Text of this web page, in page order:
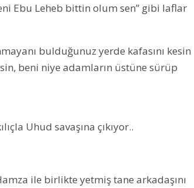
Ebu Leheb bittin olum sen” gibi laflar
bulduğunuz yerde kafasını kesin
beni niye adamların üstüne sürüp
Uhud savaşına çıkıyor..
ile birlikte yetmiş tane arkadaşını